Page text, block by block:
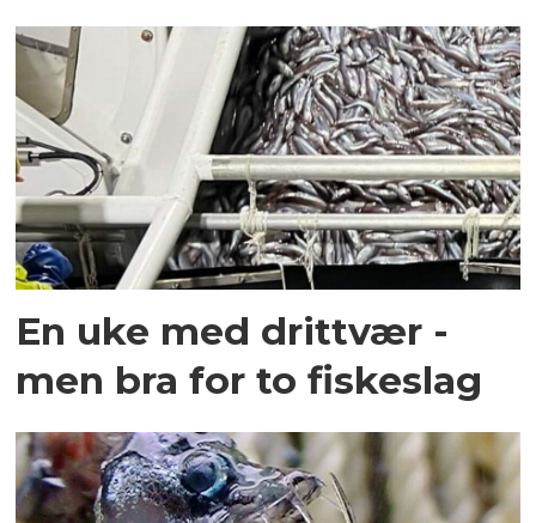
En uke med drittvær -
men bra for to fiskeslag